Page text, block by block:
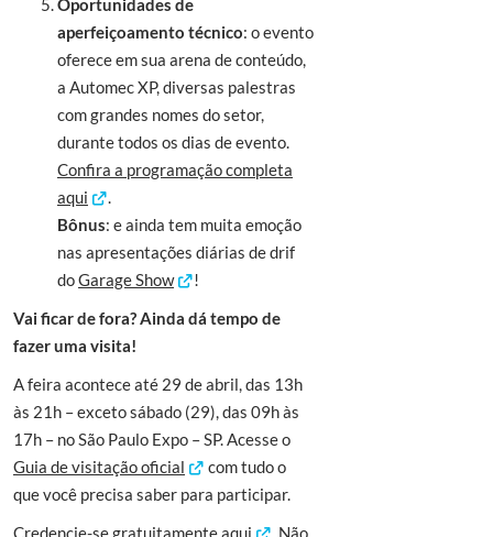
Oportunidades de
aperfeiçoamento técnico: o evento
oferece em sua arena de conteúdo,
a Automec XP, diversas palestras
com grandes nomes do setor,
durante todos os dias de evento.
Confira a programação completa
aqui
.
Bônus: e ainda tem muita emoção
nas apresentações diárias de drif
doGarage Show
!
Vai ficar de fora? Ainda dá tempo de
fazer uma visita!
A feira acontece até 29 de abril, das 13h
às 21h – exceto sábado (29), das 09h às
17h – no São Paulo Expo – SP. Acesse o
Guia de visitação oficial
com tudo o
que você precisa saber para participar.
Credencie-se gratuitamente aqui
. Não